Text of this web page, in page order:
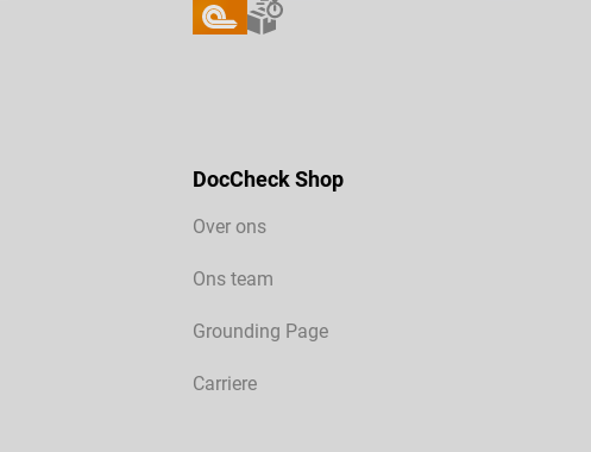
DocCheck Shop
Over ons
Ons team
Grounding Page
Carriere